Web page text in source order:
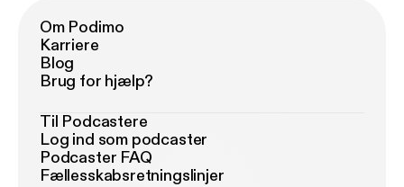
Om Podimo
Karriere
Blog
Brug for hjælp?
Til Podcastere
Log ind som podcaster
Podcaster FAQ
Fællesskabsretningslinjer